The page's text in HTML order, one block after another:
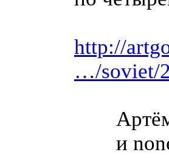
http://
…/soviet/
и